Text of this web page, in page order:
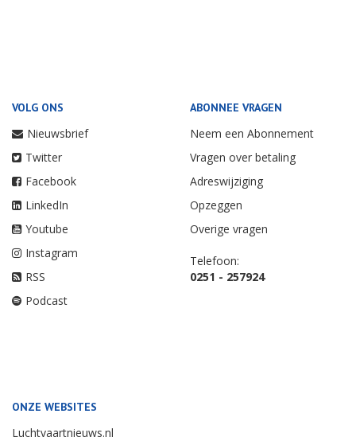
VOLG ONS
Nieuwsbrief
Twitter
Facebook
LinkedIn
Youtube
Instagram
RSS
Podcast
ABONNEE VRAGEN
Neem een Abonnement
Vragen over betaling
Adreswijziging
Opzeggen
Overige vragen
Telefoon:
0251 - 257924
ONZE WEBSITES
Luchtvaartnieuws.nl